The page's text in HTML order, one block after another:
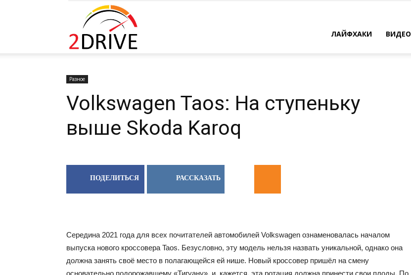
ЛАЙФХАКИ ВИДЕО
Разное
Volkswagen Taos: На ступеньку
выше Skoda Karoq
ПОДЕЛИТЬСЯ РАССКАЗАТЬ
Середина 2021 года для всех почитателей автомобилей Volkswagen ознаменовалась началом
выпуска нового кроссовера Taos. Безусловно, эту модель нельзя назвать уникальной, однако она
должна занять своё место в полагающейся ей нише. Новый кроссовер пришёл на смену
основательно подорожавшему «Тигуану», и, кажется, эта ротация должна принести свои плоды. По